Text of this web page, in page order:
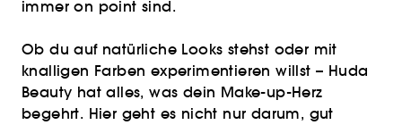
immer on point sind.
Ob du auf natürliche Looks stehst oder mit
knalligen Farben experimentieren willst – Huda
Beauty hat alles, was dein Make-up-Herz
begehrt. Hier geht es nicht nur darum, gut